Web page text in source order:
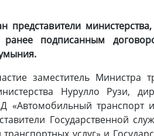
представители
ранее подписанным
заместитель Министра
Нурулло Рузи,
транспорт
Государственной